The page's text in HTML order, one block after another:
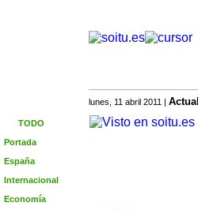
Un equipo de
lunes, 11 abril 2011 |
TODO
Portada
España
Internacional
Economía